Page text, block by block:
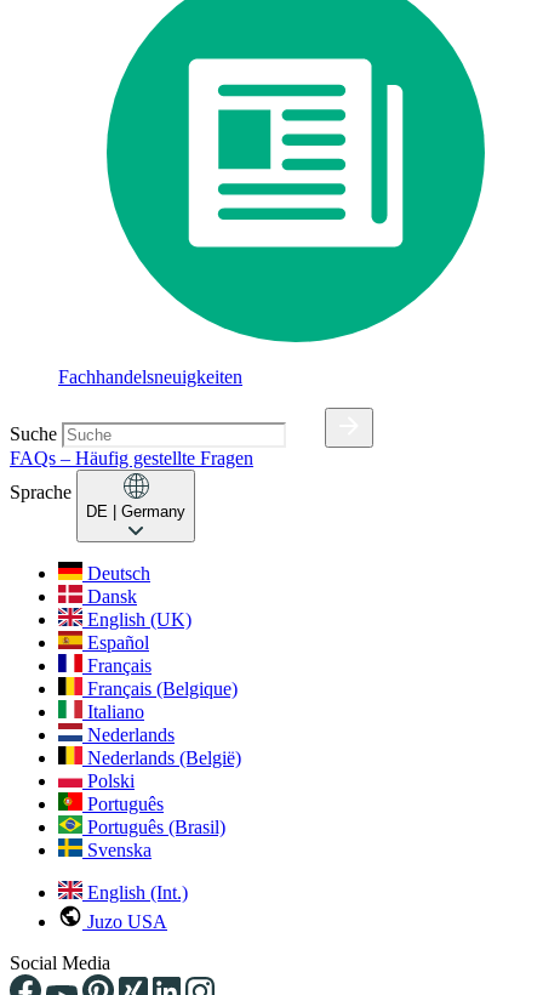
Fachhandelsneuigkeiten
Suche
FAQs – Häufig gestellte Fragen
Sprache
DE | Germany
Deutsch
Dansk
English (UK)
Español
Français
Français (Belgique)
Italiano
Nederlands
Nederlands (België)
Polski
Português
Português (Brasil)
Svenska
English (Int.)
Juzo USA
Social Media